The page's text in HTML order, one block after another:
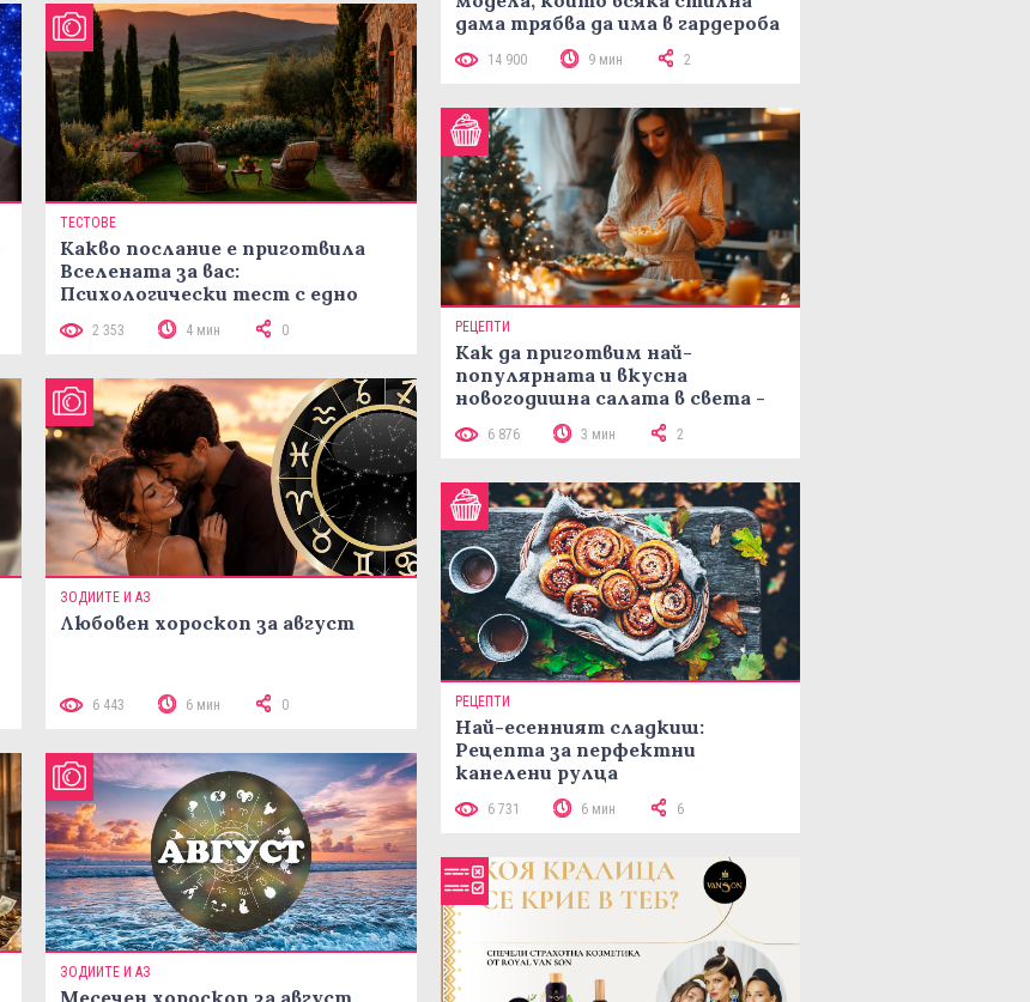
ТЕСТОВЕ
Какво послание е приготвила
Вселената за вас:
Психологически тест с едно
2 353 4 мин 0
ЗОДИИТЕ И АЗ
Любовен хороскоп за август
6 443 6 мин 0
ЗОДИИТЕ И АЗ
Месечен хороскоп за август
дама трябва да има в гардероба
14 900 9 мин 2
РЕЦЕПТИ
Как да приготвим най-
популярната и вкусна
новогодишна салата в света -
рецепта Мимоза
6 876 3 мин 2
РЕЦЕПТИ
Най-есенният сладкиш:
Рецепта за перфектни
канелени рулца
6 731 6 мин 6